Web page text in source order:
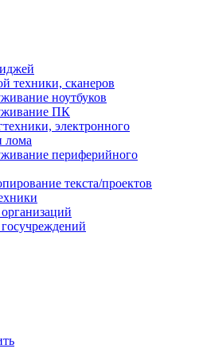
техники, сканеров
ноутбуков
ПК
электронного
лома
периферийного
текста/проектов